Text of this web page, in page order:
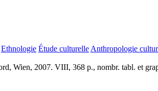
Ethnologie Étude culturelle Anthropologie
Wien, 2007. VIII, 368 p., nombr. tabl. et